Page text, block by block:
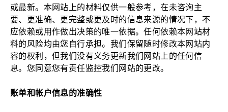
或最新。本网站上的材料仅供一般参考，在未咨询主
要、更准确、更完整或更及时的信息来源的情况下，不
应依赖或用作做出决策的唯一依据。任何依赖本网站材
料的风险均由您自行承担。我们保留随时修改本网站内
容的权利，但我们没有义务更新我们网站上的任何信
息。您同意您有责任监控我们网站的更改。
账单和帐户信息的准确性